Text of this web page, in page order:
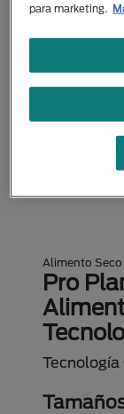
Alimento Seco
Pro
para marketing.